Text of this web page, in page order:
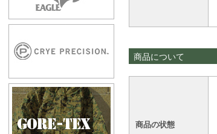
商品について
商品の状態